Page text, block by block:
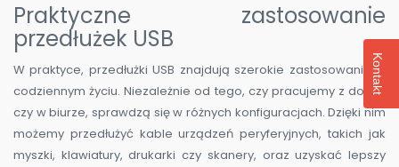
Praktyczne zastosowanie
przedłużek USB
W praktyce, przedłużki USB znajdują szerokie zastosowanie w
codziennym życiu. Niezależnie od tego, czy pracujemy z domu,
czy w biurze, sprawdzą się w różnych konfiguracjach. Dzięki nim
możemy przedłużyć kable urządzeń peryferyjnych, takich jak
myszki, klawiatury, drukarki czy skanery, oraz uzyskać lepszy
Kontakt